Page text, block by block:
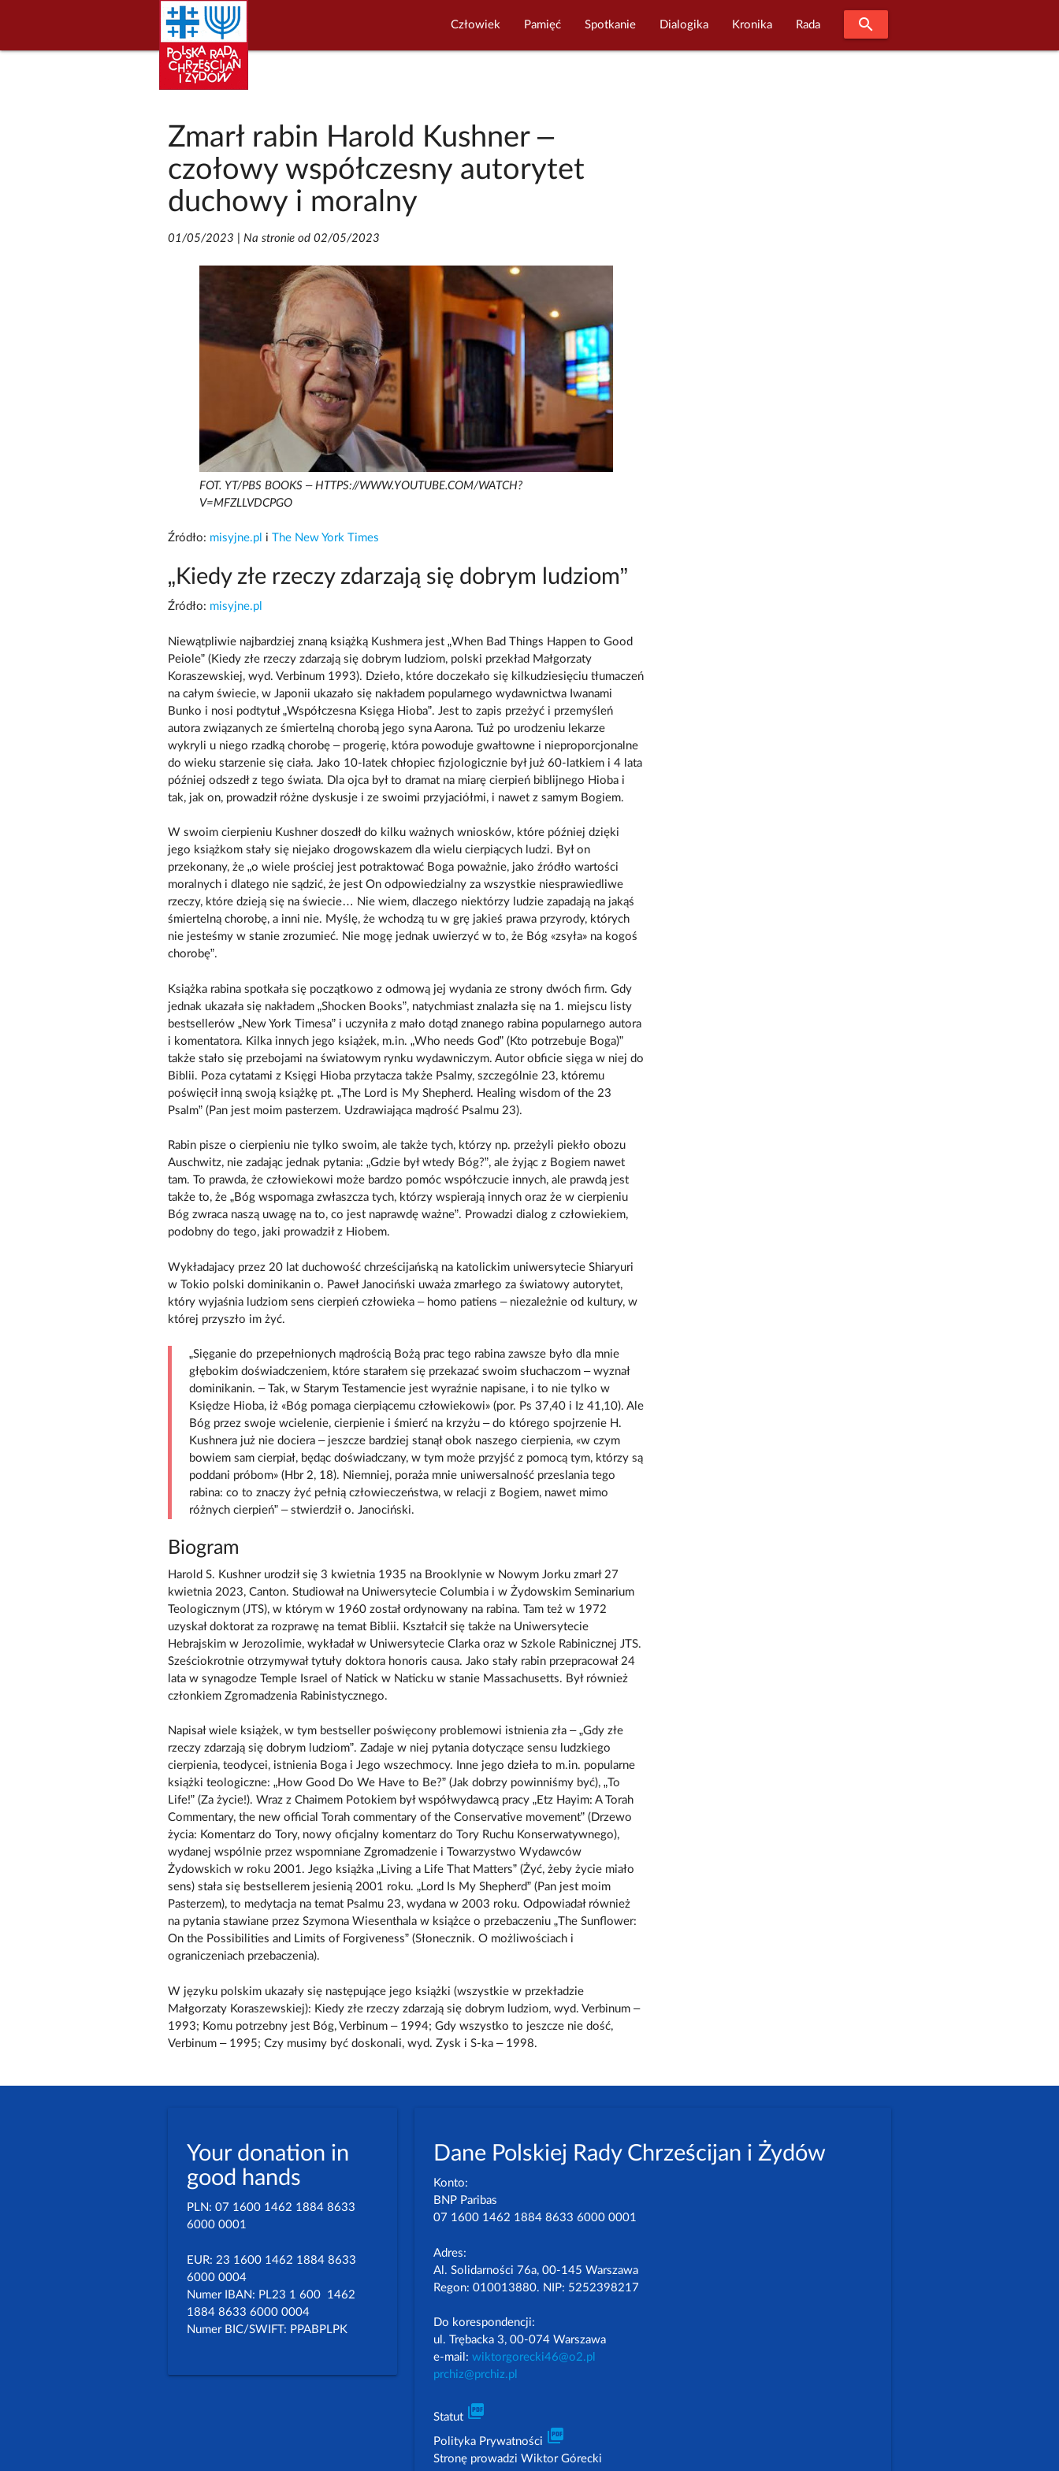
Człowiek Pamięć Spotkanie Dialogika Kronika Rada search
Zmarł rabin Harold Kushner –
czołowy współczesny autorytet
duchowy i moralny
01/05/2023 Na stronie od 02/05/2023
FOT. YT/PBS BOOKS – HTTPS://WWW.YOUTUBE.COM/WATCH?
V=MFZLLVDCPGO
Źródło: misyjne.pl i The New York Times
„Kiedy złe rzeczy zdarzają się dobrym ludziom”
Źródło: misyjne.pl
Niewątpliwie najbardziej znaną książką Kushmera jest „When Bad Things Happen to Good
Peiole” (Kiedy złe rzeczy zdarzają się dobrym ludziom, polski przekład Małgorzaty
Koraszewskiej, wyd. Verbinum 1993). Dzieło, które doczekało się kilkudziesięciu tłumaczeń
na całym świecie, w Japonii ukazało się nakładem popularnego wydawnictwa Iwanami
Bunko i nosi podtytuł „Współczesna Księga Hioba”. Jest to zapis przeżyć i przemyśleń
autora związanych ze śmiertelną chorobą jego syna Aarona. Tuż po urodzeniu lekarze
wykryli u niego rzadką chorobę – progerię, która powoduje gwałtowne i nieproporcjonalne
do wieku starzenie się ciała. Jako 10-latek chłopiec fizjologicznie był już 60-latkiem i 4 lata
później odszedł z tego świata. Dla ojca był to dramat na miarę cierpień biblijnego Hioba i
tak, jak on, prowadził różne dyskusje i ze swoimi przyjaciółmi, i nawet z samym Bogiem.
W swoim cierpieniu Kushner doszedł do kilku ważnych wniosków, które później dzięki
jego książkom stały się niejako drogowskazem dla wielu cierpiących ludzi. Był on
przekonany, że „o wiele prościej jest potraktować Boga poważnie, jako źródło wartości
moralnych i dlatego nie sądzić, że jest On odpowiedzialny za wszystkie niesprawiedliwe
rzeczy, które dzieją się na świecie… Nie wiem, dlaczego niektórzy ludzie zapadają na jakąś
śmiertelną chorobę, a inni nie. Myślę, że wchodzą tu w grę jakieś prawa przyrody, których
nie jesteśmy w stanie zrozumieć. Nie mogę jednak uwierzyć w to, że Bóg «zsyła» na kogoś
chorobę”.
Książka rabina spotkała się początkowo z odmową jej wydania ze strony dwóch firm. Gdy
jednak ukazała się nakładem „Shocken Books”, natychmiast znalazła się na 1. miejscu listy
bestsellerów „New York Timesa” i uczyniła z mało dotąd znanego rabina popularnego autora
i komentatora. Kilka innych jego książek, m.in. „Who needs God” (Kto potrzebuje Boga)”
także stało się przebojami na światowym rynku wydawniczym. Autor obficie sięga w niej do
Biblii. Poza cytatami z Księgi Hioba przytacza także Psalmy, szczególnie 23, któremu
poświęcił inną swoją książkę pt. „The Lord is My Shepherd. Healing wisdom of the 23
Psalm” (Pan jest moim pasterzem. Uzdrawiająca mądrość Psalmu 23).
Rabin pisze o cierpieniu nie tylko swoim, ale także tych, którzy np. przeżyli piekło obozu
Auschwitz, nie zadając jednak pytania: „Gdzie był wtedy Bóg?”, ale żyjąc z Bogiem nawet
tam. To prawda, że człowiekowi może bardzo pomóc współczucie innych, ale prawdą jest
także to, że „Bóg wspomaga zwłaszcza tych, którzy wspierają innych oraz że w cierpieniu
Bóg zwraca naszą uwagę na to, co jest naprawdę ważne”. Prowadzi dialog z człowiekiem,
podobny do tego, jaki prowadził z Hiobem.
Wykładajacy przez 20 lat duchowość chrześcijańską na katolickim uniwersytecie Shiaryuri
w Tokio polski dominikanin o. Paweł Janociński uważa zmarłego za światowy autorytet,
który wyjaśnia ludziom sens cierpień człowieka – homo patiens – niezależnie od kultury, w
której przyszło im żyć.
„Sięganie do przepełnionych mądrością Bożą prac tego rabina zawsze było dla mnie
głębokim doświadczeniem, które starałem się przekazać swoim słuchaczom – wyznał
dominikanin. – Tak, w Starym Testamencie jest wyraźnie napisane, i to nie tylko w
Księdze Hioba, iż «Bóg pomaga cierpiącemu człowiekowi» (por. Ps 37,40 i Iz 41,10). Ale
Bóg przez swoje wcielenie, cierpienie i śmierć na krzyżu – do którego spojrzenie H.
Kushnera już nie dociera – jeszcze bardziej stanął obok naszego cierpienia, «w czym
bowiem sam cierpiał, będąc doświadczany, w tym może przyjść z pomocą tym, którzy są
poddani próbom» (Hbr 2, 18). Niemniej, poraża mnie uniwersalność przeslania tego
rabina: co to znaczy żyć pełnią człowieczeństwa, w relacji z Bogiem, nawet mimo
różnych cierpień” – stwierdził o. Janociński.
Biogram
Harold S. Kushner urodził się 3 kwietnia 1935 na Brooklynie w Nowym Jorku zmarł 27
kwietnia 2023, Canton. Studiował na Uniwersytecie Columbia i w Żydowskim Seminarium
Teologicznym (JTS), w którym w 1960 został ordynowany na rabina. Tam też w 1972
uzyskał doktorat za rozprawę na temat Biblii. Kształcił się także na Uniwersytecie
Hebrajskim w Jerozolimie, wykładał w Uniwersytecie Clarka oraz w Szkole Rabinicznej JTS.
Sześciokrotnie otrzymywał tytuły doktora honoris causa. Jako stały rabin przepracował 24
lata w synagodze Temple Israel of Natick w Naticku w stanie Massachusetts. Był również
członkiem Zgromadzenia Rabinistycznego.
Napisał wiele książek, w tym bestseller poświęcony problemowi istnienia zła – „Gdy złe
rzeczy zdarzają się dobrym ludziom”. Zadaje w niej pytania dotyczące sensu ludzkiego
cierpienia, teodycei, istnienia Boga i Jego wszechmocy. Inne jego dzieła to m.in. popularne
książki teologiczne: „How Good Do We Have to Be?” (Jak dobrzy powinniśmy być), „To
Life!” (Za życie!). Wraz z Chaimem Potokiem był współwydawcą pracy „Etz Hayim: A Torah
Commentary, the new official Torah commentary of the Conservative movement” (Drzewo
życia: Komentarz do Tory, nowy oficjalny komentarz do Tory Ruchu Konserwatywnego),
wydanej wspólnie przez wspomniane Zgromadzenie i Towarzystwo Wydawców
Żydowskich w roku 2001. Jego książka „Living a Life That Matters” (Żyć, żeby życie miało
sens) stała się bestsellerem jesienią 2001 roku. „Lord Is My Shepherd” (Pan jest moim
Pasterzem), to medytacja na temat Psalmu 23, wydana w 2003 roku. Odpowiadał również
na pytania stawiane przez Szymona Wiesenthala w książce o przebaczeniu „The Sunflower:
On the Possibilities and Limits of Forgiveness” (Słonecznik. O możliwościach i
ograniczeniach przebaczenia).
W języku polskim ukazały się następujące jego książki (wszystkie w przekładzie
Małgorzaty Koraszewskiej): Kiedy złe rzeczy zdarzają się dobrym ludziom, wyd. Verbinum –
1993; Komu potrzebny jest Bóg, Verbinum – 1994; Gdy wszystko to jeszcze nie dość,
Verbinum – 1995; Czy musimy być doskonali, wyd. Zysk i S-ka – 1998.
Dane Polskiej Rady Chrześcijan i Żydów
Konto:
BNP Paribas
07 1600 1462 1884 8633 6000 0001
Adres:
Al. Solidarności 76a, 00-145 Warszawa
Regon: 010013880. NIP: 5252398217
Do korespondencji:
ul. Trębacka 3, 00-074 Warszawa
e-mail:wiktorgorecki46@o2.pl
prchiz@prchiz.pl
Statut picture_as_pdf
Polityka Prywatności picture_as_pdf
Stronę prowadzi Wiktor Górecki
Your donation in
good hands
PLN: 07 1600 1462 1884 8633
6000 0001
EUR: 23 1600 1462 1884 8633
6000 0004
Numer IBAN: PL23 1 600 1462
1884 8633 6000 0004
Numer BIC/SWIFT: PPABPLPK